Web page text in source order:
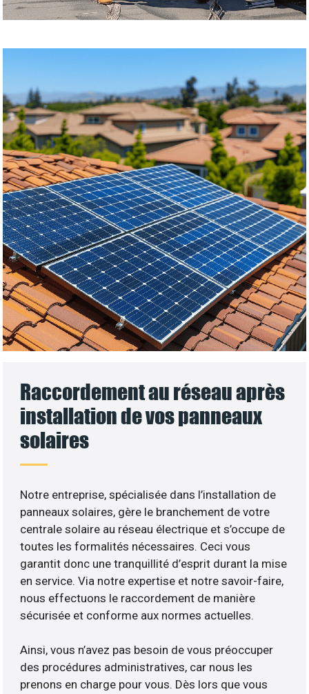
Raccordement au réseau après
installation de vos panneaux
solaires
Notre entreprise, spécialisée dans l’installation de
panneaux solaires, gère le branchement de votre
centrale solaire au réseau électrique et s’occupe de
toutes les formalités nécessaires. Ceci vous
garantit donc une tranquillité d’esprit durant la mise
en service. Via notre expertise et notre savoir-faire,
nous effectuons le raccordement de manière
sécurisée et conforme aux normes actuelles.
Ainsi, vous n’avez pas besoin de vous préoccuper
des procédures administratives, car nous les
prenons en charge pour vous. Dès lors que vous